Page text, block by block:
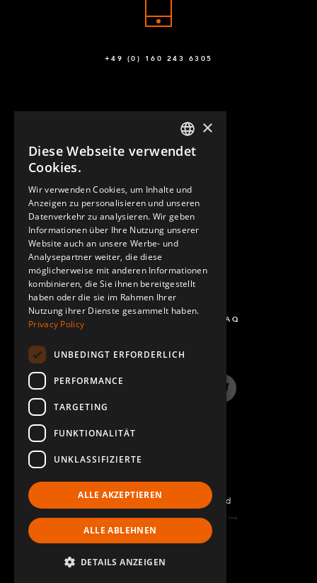
+49 (0) 160 243 6305
KONTAKT
FRAGEN UND ANTWORTEN - FAQ
InstagramTwitter
©2022 FlexQube – All rights reserved
Page generated: Sun Aug 09 2026 05:31:16 GMT+0000 (Coordinated Universal Time)
Impressum
ENGLISH
×
Diese Webseite verwendet
Cookies.
Wir verwenden Cookies, um Inhalte und
Anzeigen zu personalisieren und unseren
Datenverkehr zu analysieren. Wir geben
Informationen über Ihre Nutzung unserer
Website auch an unsere Werbe- und
Analysepartner weiter, die diese
möglicherweise mit anderen Informationen
kombinieren, die Sie ihnen bereitgestellt
haben oder die sie im Rahmen Ihrer
Nutzung ihrer Dienste gesammelt haben.
Privacy Policy
UNBEDINGT ERFORDERLICH
PERFORMANCE
TARGETING
FUNKTIONALITÄT
UNKLASSIFIZIERTE
ALLE AKZEPTIEREN
ALLE ABLEHNEN
DETAILS ANZEIGEN